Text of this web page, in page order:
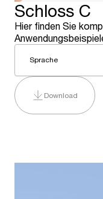
Schloss C
Hier finden Sie
Sprache
Download